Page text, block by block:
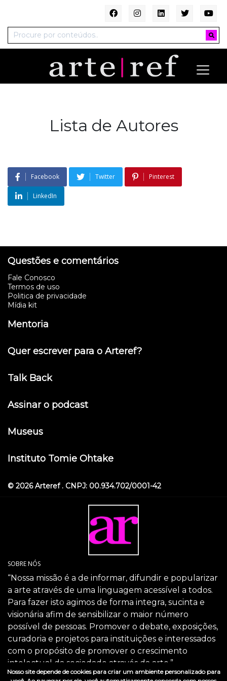
Lista de Autores
Facebook Twitter Pinterest
LinkedIn
Questões e comentários
Fale Conosco
Termos de uso
Politica de privacidade
Mídia kit
Mentoria
Quer escrever para o Arteref?
Talk Back
Assinar o podcast
Museus
Instituto Tomie Ohtake
© 2026 Arteref . CNPJ: 00.934.702/0001-42
SOBRE NÓS
“Nossa missão é a de informar, difundir e popularizar
a arte através de uma linguagem acessível a todos.
Para fazer isto agimos de forma integra, sucinta e
visionária afim de sensibilizar o maior número
possível de pessoas. Promover o debate, exposições,
curadoria e projetos para instituições e interessados
com o propósito de promover o crescimento
intelectual da sociedade através da arte.”
Nosso site depende de cookies para criar um ambiente personalizado para